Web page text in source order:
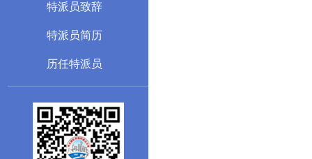
特派员致辞
特派员简历
历任特派员